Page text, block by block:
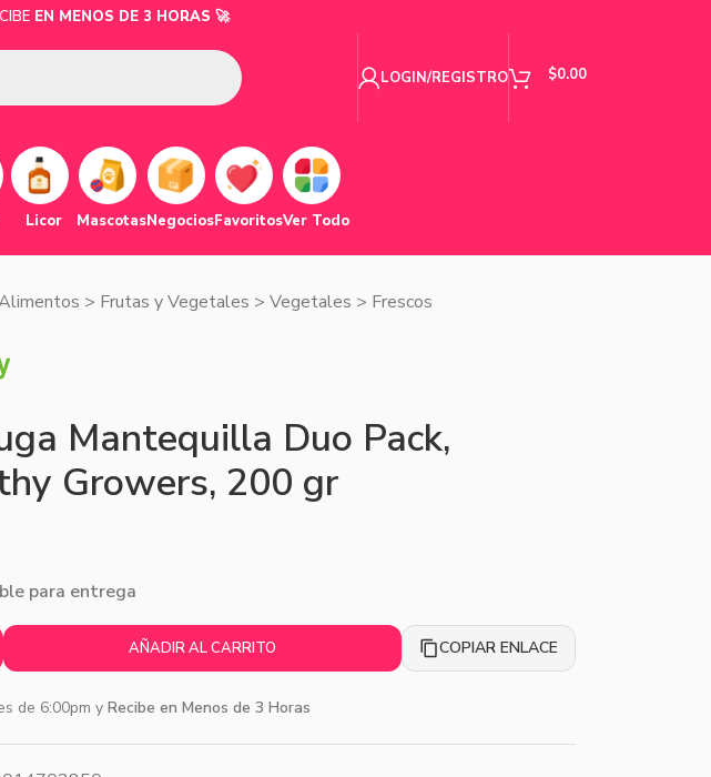
EN MENOS DE 3 HORAS 🚀
LOGIN/REGISTRO $0.00
Licor MascotasNegociosFavoritosVer Todo
> Frutas y Vegetales > Vegetales > Frescos
Mantequilla Duo Pack,
Growers, 200 gr
para entrega
AÑADIR AL CARRITO COPIAR ENLACE
de 6:00pm y Recibe en Menos de 3 Horas